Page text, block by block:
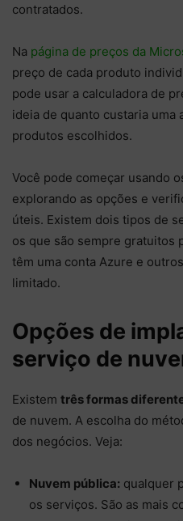
contratados.
Na página de preços da
preço de cada produto
pode usar a calculadora de
ideia de quanto custaria uma
produtos escolhidos.
Você pode começar usando
explorando as opções e
úteis. Existem dois tipos de
os que são sempre gratuitos
têm uma conta Azure e
limitado.
Opções de
serviço de
Existem três formas
de nuvem. A escolha do
dos negócios. Veja:
Nuvem pública: qualquer
os serviços. São as mais